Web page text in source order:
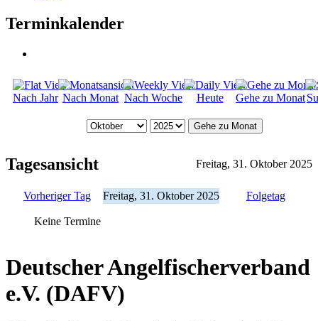
Terminkalender
Nach Jahr Nach Monat Nach Woche Heute Gehe zu Monat
Gehe zu Monat
Tagesansicht Freitag, 31. Oktober 2025
Vorheriger Tag Freitag, 31. Oktober 2025 Folgetag
Keine Termine
Deutscher Angelfischerverband
e.V. (DAFV)